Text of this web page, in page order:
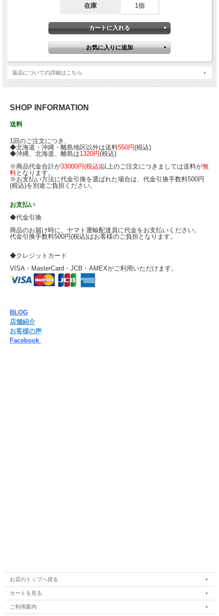
アンバーはさわると柔らかい感じがして、あたたかい石です。心が落
ち着きます。
とても軽くて着けやすい一本です。
明るいエネルギーで、心を優しく癒し、生きる喜びを思い出させてく
れるでしょう。
記入ください。
★老久では梱包は商品保護の簡素なものとなっております。
購入されたお客さまにはパワーストーンの浄化用のヒマラヤ岩塩を
添えさせていただきます。
在庫 1個
返品についての詳細はこちら
SHOP INFORMATION
送料
1回のご注文につき、
◆北海道・沖縄・離島地区以外は送料550円(税込)
◆沖縄、北海道、離島は1320円(税込)
※商品代金合計が33000円(税込)以上のご注文につきましては送料が無
料となります。
※お支払い方法に代金引換を選ばれた場合は、代金引換手数料500円
(税込)を別途ご負担ください。
お支払い
◆代金引換
商品のお届け時に、ヤマト運輸配達員に代金をお支払いください。
代金引換手数料500円(税込)はお客様のご負担となります。
◆クレジットカード
VISA・MasterCard・JCB・AMEXがご利用いただけます。
BLOG
店舗紹介
お客様の声
Facebook
お店のトップへ戻る
カートを見る
ご利用案内